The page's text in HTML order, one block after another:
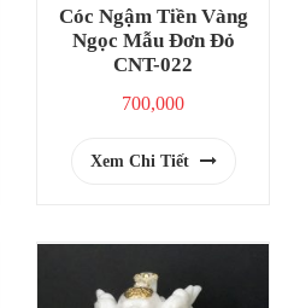
Cóc Ngậm Tiền Vàng
Ngọc Mẫu Đơn Đỏ
CNT-022
700,000
Xem Chi Tiết